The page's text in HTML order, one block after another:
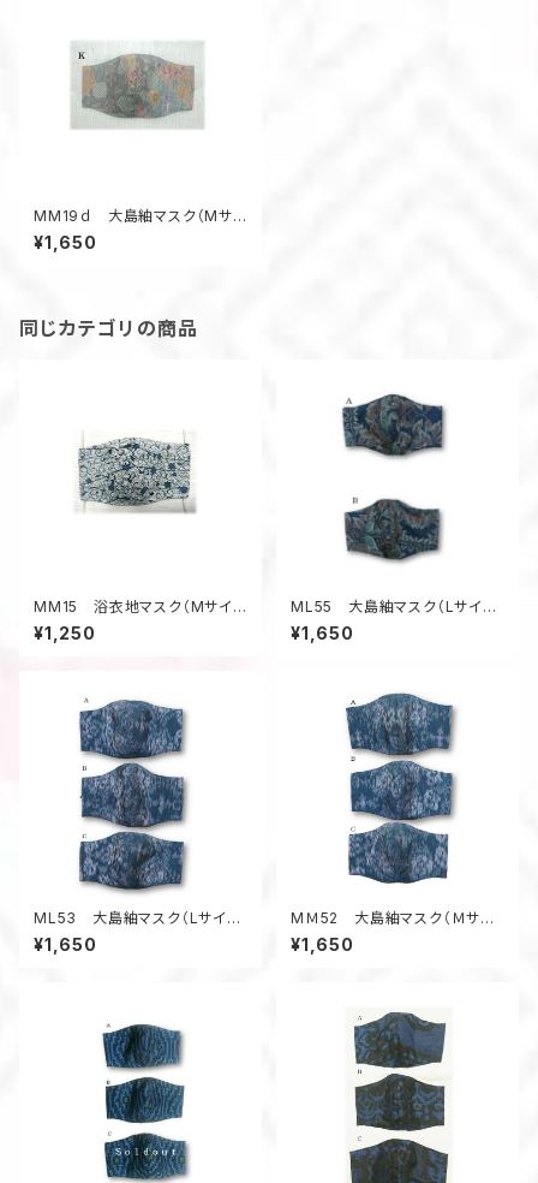
MM19ｄ 大島紬マスク（Mサイ
ズ・マルチカラー）
¥1,650
同じカテゴリの商品
MM15 浴衣地マスク（Mサイ
ズ・蔦柄）
¥1,250
ML55 大島紬マスク（Lサイ
ズ・黒系・葉っぱ柄）
¥1,650
ML53 大島紬マスク（Lサイ
ズ・グレー系・絣風柄）
¥1,650
MＭ52 大島紬マスク（Ｍサイ
ズ・グレー系・絣風柄）
¥1,650